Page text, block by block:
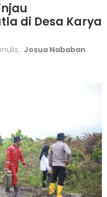
di Desa Karya
: Josua Nababan